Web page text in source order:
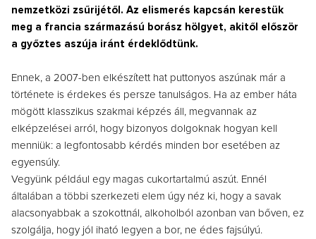
nemzetközi zsűrijétől. Az elismerés kapcsán kerestük
meg a francia származású borász hölgyet, akitől először
a győztes aszúja iránt érdeklődtünk.
Ennek, a 2007-ben elkészített hat puttonyos aszúnak már a
története is érdekes és persze tanulságos. Ha az ember háta
mögött klasszikus szakmai képzés áll, megvannak az
elképzelései arról, hogy bizonyos dolgoknak hogyan kell
menniük: a legfontosabb kérdés minden bor esetében az
egyensúly.
Vegyünk például egy magas cukortartalmú aszút. Ennél
általában a többi szerkezeti elem úgy néz ki, hogy a savak
alacsonyabbak a szokottnál, alkoholból azonban van bőven, ez
szolgálja, hogy jól iható legyen a bor, ne édes fajsúlyú.